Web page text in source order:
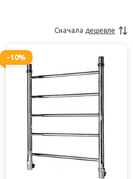
Сначала дешевле
-10%